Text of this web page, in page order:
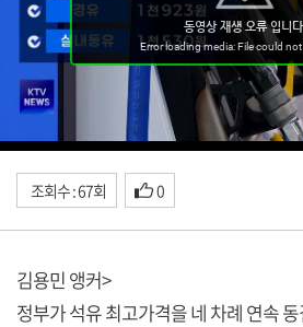
조회수 : 67회 0
김용민 앵커>
정부가 석유 최고가격을 네 차례 연속